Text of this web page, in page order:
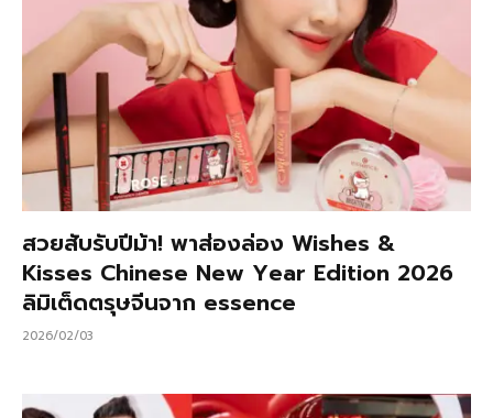
สวยสับรับปีม้า! พาส่องล่อง Wishes &
Kisses Chinese New Year Edition 2026
ลิมิเต็ดตรุษจีนจาก essence
2026/02/03